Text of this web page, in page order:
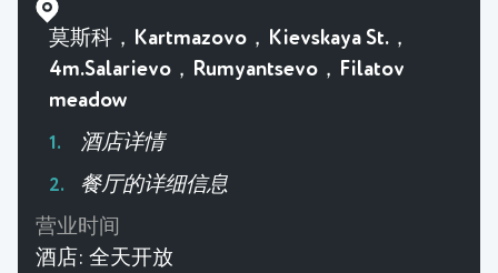
莫斯科，Kartmazovo，Kievskaya St.，
4m.Salarievo，Rumyantsevo，Filatov
meadow
酒店详情
餐厅的详细信息
营业时间
酒店: 全天开放